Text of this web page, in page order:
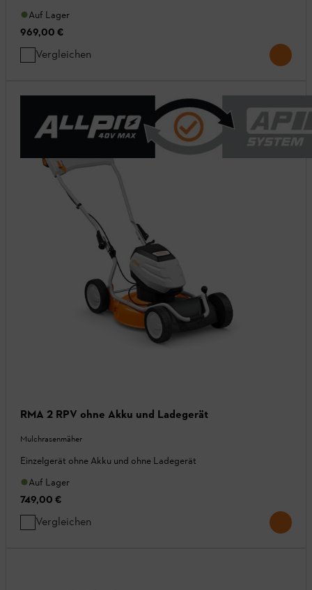
Auf Lager
969,00 €
Vergleichen
RMA 2 RPV ohne Akku und Ladegerät
Mulchrasenmäher
Einzelgerät ohne Akku und ohne Ladegerät
Auf Lager
749,00 €
Vergleichen